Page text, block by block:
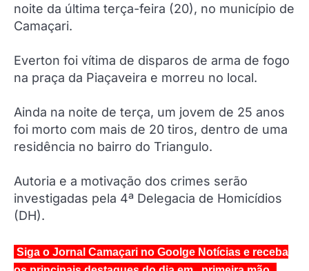
noite da última terça-feira (20), no município de
Camaçari.
Everton foi vítima de disparos de arma de fogo
na praça da Piaçaveira e morreu no local.
Ainda na noite de terça, um jovem de 25 anos
foi morto com mais de 20 tiros, dentro de uma
residência no bairro do Triangulo.
Autoria e a motivação dos crimes serão
investigadas pela 4ª Delegacia de Homicídios
(DH).
Siga o Jornal Camaçari no Goolge Notícias e receba